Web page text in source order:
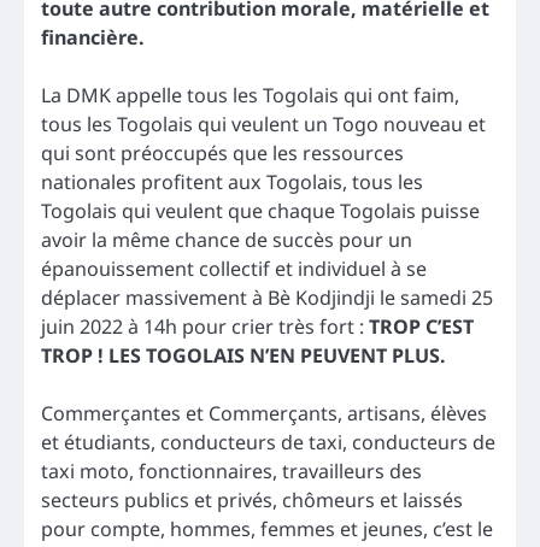
toute autre contribution morale, matérielle et
financière.
La DMK appelle tous les Togolais qui ont faim,
tous les Togolais qui veulent un Togo nouveau et
qui sont préoccupés que les ressources
nationales profitent aux Togolais, tous les
Togolais qui veulent que chaque Togolais puisse
avoir la même chance de succès pour un
épanouissement collectif et individuel à se
déplacer massivement à Bè Kodjindji le samedi 25
juin 2022 à 14h pour crier très fort : TROP C’EST
TROP ! LES TOGOLAIS N’EN PEUVENT PLUS.
Commerçantes et Commerçants, artisans, élèves
et étudiants, conducteurs de taxi, conducteurs de
taxi moto, fonctionnaires, travailleurs des
secteurs publics et privés, chômeurs et laissés
pour compte, hommes, femmes et jeunes, c’est le